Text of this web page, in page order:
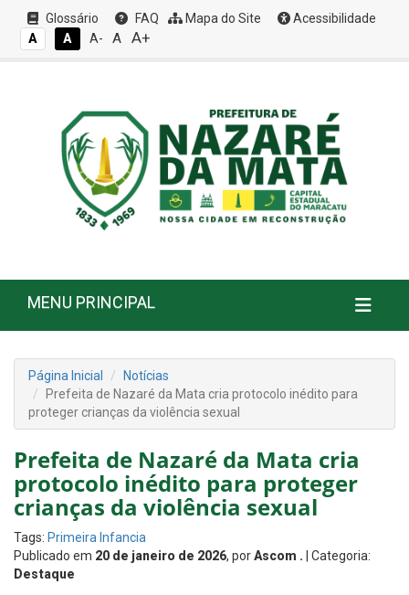
Glossário FAQ Mapa do Site
Acessibilidade
A
A A- A A+
MENU PRINCIPAL
Página Inicial
Notícias
Prefeita de Nazaré da Mata cria protocolo inédito para
proteger crianças da violência sexual
Prefeita de Nazaré da Mata cria
protocolo inédito para proteger
crianças da violência sexual
Tags: Primeira Infancia
Publicado em 20 de janeiro de 2026, porAscom . | Categoria:
Destaque